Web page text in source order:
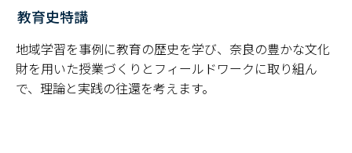
教育史特講
地域学習を事例に教育の歴史を学び、奈良の豊かな文化
財を用いた授業づくりとフィールドワークに取り組ん
で、理論と実践の往還を考えます。